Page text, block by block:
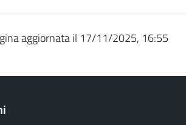
aggiornata il 17/11/2025, 16:55